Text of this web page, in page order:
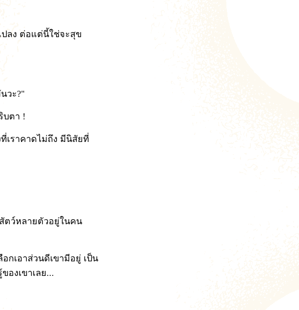
ลง ต่อแต่นี้ใช่จะสุข
วะ?"
บตา !
เราคาดไม่ถึง มีนิสัยที่
ตว์หลายตัวอยู่ในคน
กเอาส่วนดีเขามีอยู่ เป็น
องเขาเลย...